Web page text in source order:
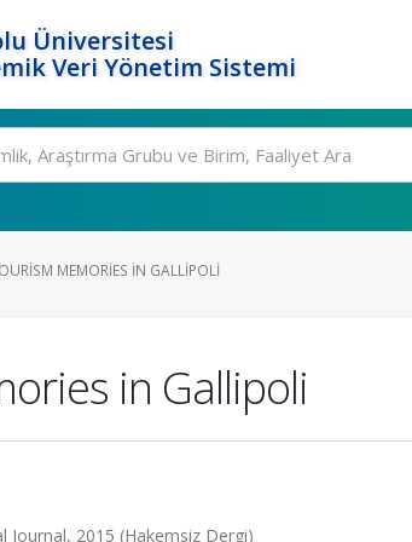
Üniversitesi
Veri Yönetim Sistemi
MEMORIES IN GALLIPOLI
in Gallipoli
2015 (Hakemsiz Dergi)